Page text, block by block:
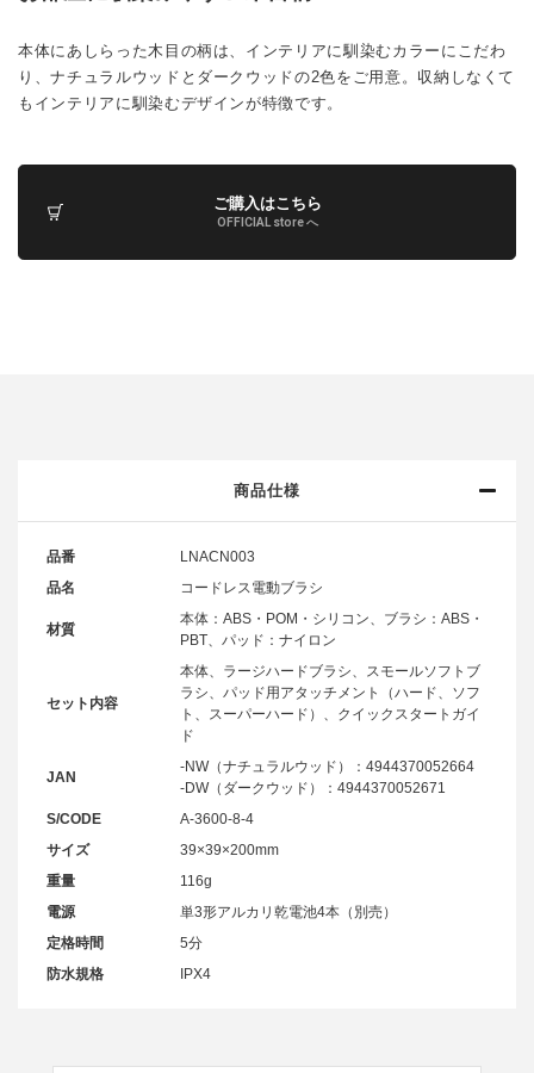
本体にあしらった木目の柄は、インテリアに馴染むカラーにこだわ
り、ナチュラルウッドとダークウッドの2色をご用意。収納しなくて
もインテリアに馴染むデザインが特徴です。
ご購入はこちら
OFFICIAL store へ
商品仕様
品番
LNACN003
品名
コードレス電動ブラシ
材質
本体：ABS・POM・シリコン、ブラシ：ABS・
PBT、パッド：ナイロン
セット内容
本体、ラージハードブラシ、スモールソフトブ
ラシ、パッド用アタッチメント（ハード、ソフ
ト、スーパーハード）、クイックスタートガイ
ド
JAN
-NW（ナチュラルウッド）：4944370052664
-DW（ダークウッド）：4944370052671
S/CODE
A-3600-8-4
サイズ
39×39×200mm
重量
116g
電源
単3形アルカリ乾電池4本（別売）
定格時間
5分
防水規格
IPX4